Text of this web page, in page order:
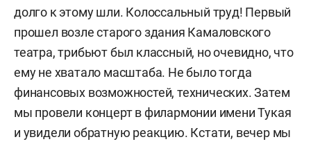
долго к этому шли. Колоссальный труд! Первый
прошел возле старого здания Камаловского
театра, трибьют был классный, но очевидно, что
ему не хватало масштаба. Не было тогда
финансовых возможностей, технических. Затем
мы провели концерт в филармонии имени Тукая
и увидели обратную реакцию. Кстати, вечер мы